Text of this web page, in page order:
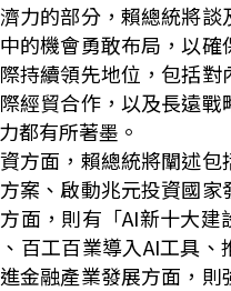
力的部分，賴總統將談
的機會勇敢布局，以確
持續領先地位，包括對
經貿合作，以及長遠戰
都有所著墨。
方面，賴總統將闡述包
案、啟動兆元投資國家
面，則有「AI新十大建
百工百業導入AI工具、
金融產業發展方面，則